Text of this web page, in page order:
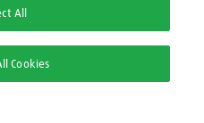
All
Cookies